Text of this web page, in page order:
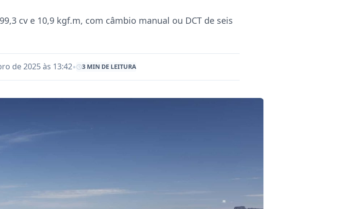
cv e 10,9 kgf.m, com câmbio manual ou DCT de seis
de 2025 às 13:42• 3 MIN DE LEITURA